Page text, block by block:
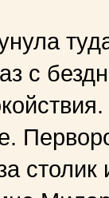
с
столик